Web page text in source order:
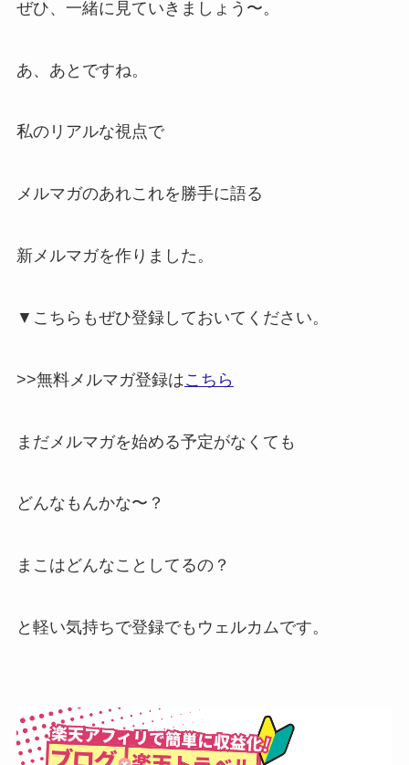
ぜひ、一緒に見ていきましょう〜。
あ、あとですね。
私のリアルな視点で
メルマガのあれこれを勝手に語る
新メルマガを作りました。
▼こちらもぜひ登録しておいてください。
>>無料メルマガ登録はこちら
まだメルマガを始める予定がなくても
どんなもんかな〜？
まこはどんなことしてるの？
と軽い気持ちで登録でもウェルカムです。